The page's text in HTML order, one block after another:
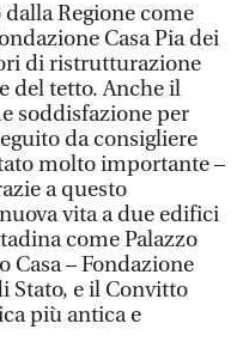
Regione come
Casa Pia dei
di ristrutturazione
del tetto. Anche il
soddisfazione per
da consigliere
molto importante –
a questo
vita a due edifici
come Palazzo
Casa – Fondazione
Stato, e il Convitto
più antica e